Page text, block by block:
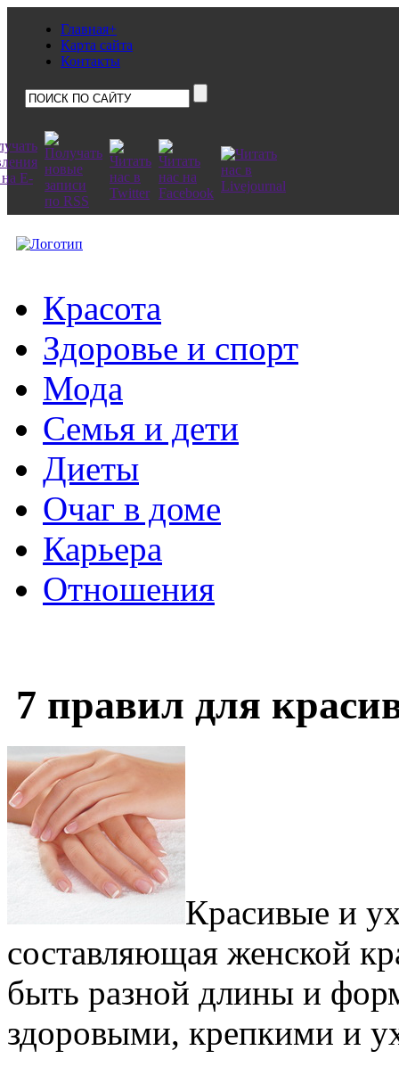
Главная+
Карта сайта
Контакты
Красота
Здоровье и спорт
Мода
Семья и дети
Диеты
Очаг в доме
Карьера
Отношения
7 правил для
Красивые и
составляющая женской
быть разной длины и
здоровыми, крепкими и